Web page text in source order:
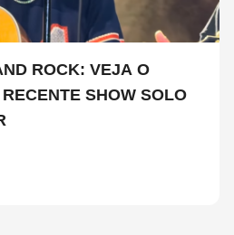
ROCK: VEJA O
SHOW SOLO